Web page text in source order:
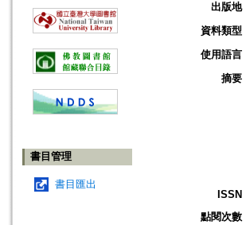
書目管理
書目匯出
出版地
資料類型
使用語言
摘要
ISSN
點閱次數